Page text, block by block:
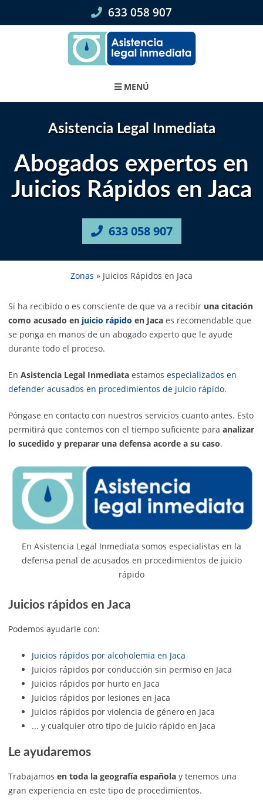
633 058 907
MENÚ
Asistencia Legal Inmediata
Abogados expertos en
Juicios Rápidos en Jaca
633 058 907
Zonas » Juicios Rápidos en Jaca
Si ha recibido o es consciente de que va a recibir una citación
como acusado en juicio rápido en Jaca es recomendable que
se ponga en manos de un abogado experto que le ayude
durante todo el proceso.
En Asistencia Legal Inmediata estamos especializados en
defender acusados en procedimientos de juicio rápido.
Póngase en contacto con nuestros servicios cuanto antes. Esto
permitirá que contemos con el tiempo suficiente para analizar
lo sucedido y preparar una defensa acorde a su caso.
En Asistencia Legal Inmediata somos especialistas en la
defensa penal de acusados en procedimientos de juicio
rápido
Juicios rápidos en Jaca
Podemos ayudarle con:
Juicios rápidos por alcoholemia en Jaca
Juicios rápidos por conducción sin permiso en Jaca
Juicios rápidos por hurto en Jaca
Juicios rápidos por lesiones en Jaca
Juicios rápidos por violencia de género en Jaca
... y cualquier otro tipo de juicio rápido en Jaca
Le ayudaremos
Trabajamos en toda la geografía española y tenemos una
gran experiencia en este tipo de procedimientos.